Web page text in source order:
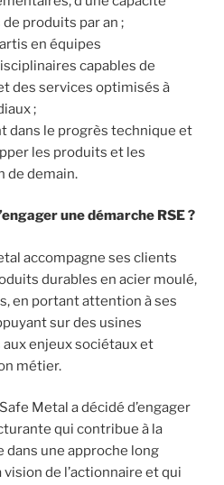
produits par an ;
en équipes
capables de
des services optimisés à
;
dans le progrès technique et
les produits et les
de demain.
une démarche RSE ?
accompagne ses clients
durables en acier moulé,
en portant attention à ses
sur des usines
enjeux sociétaux et
métier.
Metal a décidé d’engager
qui contribue à la
dans une approche long
de l’actionnaire et qui